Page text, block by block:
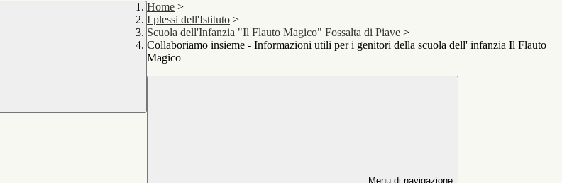
Home >
I plessi dell'Istituto >
Scuola dell'Infanzia "Il Flauto Magico" Fossalta di Piave >
Collaboriamo insieme - Informazioni utili per i genitori della scuola dell' infanzia Il Flauto
Magico
Menu di navigazione